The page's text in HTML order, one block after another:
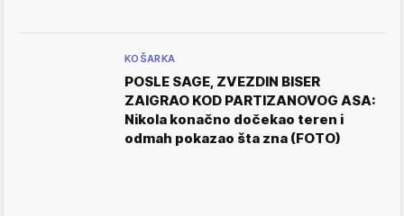
KOŠARKA
POSLE SAGE, ZVEZDIN BISER
ZAIGRAO KOD PARTIZANOVOG ASA:
Nikola konačno dočekao teren i
odmah pokazao šta zna (FOTO)